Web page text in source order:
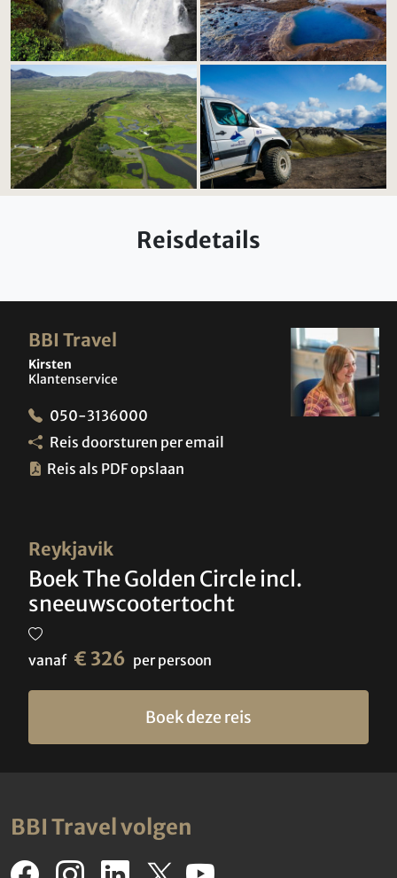
Reisdetails
Reykjavik
Boek The Golden Circle incl.
sneeuwscootertocht
vanaf € 326 per persoon
Boek deze reis
BBI Travel
Kirsten
Klantenservice
050-3136000
Reis doorsturen per email
Reis als PDF opslaan
BBI Travel volgen